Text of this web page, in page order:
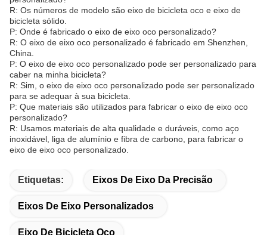
R: Os números de modelo são eixo de bicicleta oco e eixo de
bicicleta sólido.
P: Onde é fabricado o eixo de eixo oco personalizado?
R: O eixo de eixo oco personalizado é fabricado em Shenzhen,
China.
P: O eixo de eixo oco personalizado pode ser personalizado para
caber na minha bicicleta?
R: Sim, o eixo de eixo oco personalizado pode ser personalizado
para se adequar à sua bicicleta.
P: Que materiais são utilizados para fabricar o eixo de eixo oco
personalizado?
R: Usamos materiais de alta qualidade e duráveis, como aço
inoxidável, liga de alumínio e fibra de carbono, para fabricar o
eixo de eixo oco personalizado.
Etiquetas: Eixos De Eixo Da Precisão
Eixos De Eixo Personalizados
Eixo De Bicicleta Oco